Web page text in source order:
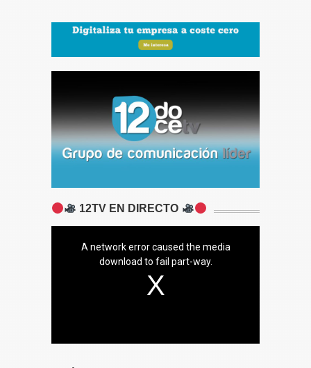
12TV EN DIRECTO
A network error caused the media
download to fail part-way.